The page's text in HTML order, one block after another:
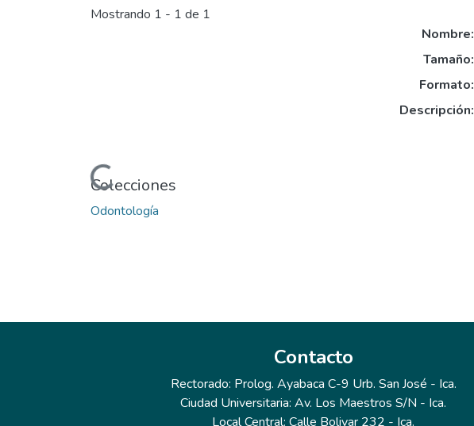
Mostrando 1 - 1 de 1
Cargando...
Nombre:
Tamaño:
Formato:
Descripción:
Colecciones
Odontología
Contacto
Rectorado: Prolog. Ayabaca C-9 Urb. San José - Ica.
Ciudad Universitaria: Av. Los Maestros S/N - Ica.
Local Central: Calle Bolivar 232 - Ica.